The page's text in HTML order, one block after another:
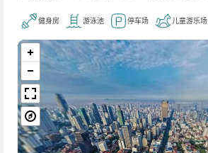
健身房 游泳池 停车场 儿童游乐场